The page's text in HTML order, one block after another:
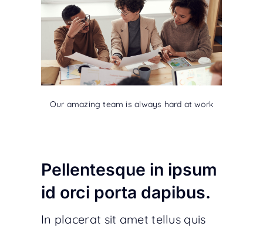
Our amazing team is always hard at work
Pellentesque in ipsum
id orci porta dapibus.
In placerat sit amet tellus quis